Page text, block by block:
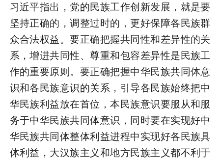
习近平指出，党的民族工作创新发展，就是要
坚持正确的，调整过时的，更好保障各民族群
众合法权益。要正确把握共同性和差异性的关
系，增进共同性、尊重和包容差异性是民族工
作的重要原则。要正确把握中华民族共同体意
识和各民族意识的关系，引导各民族始终把中
华民族利益放在首位，本民族意识要服从和服
务于中华民族共同体意识，同时要在实现好中
华民族共同体整体利益进程中实现好各民族具
体利益，大汉族主义和地方民族主义都不利于